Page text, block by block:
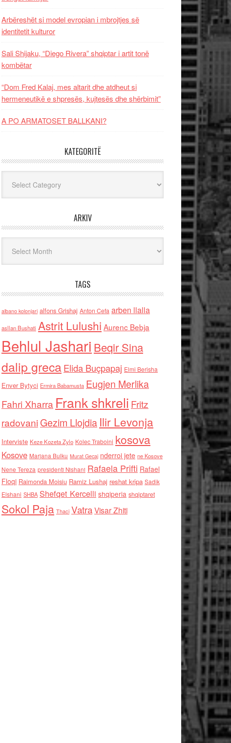
Arbëreshët si model evropian i mbrojtjes së
identitetit kulturor
Sali Shijaku, “Diego Rivera” shqiptar i artit tonë
kombëtar
“Dom Fred Kalaj, mes altarit dhe atdheut si
hermeneutikë e shpresës, kujtesës dhe shërbimit”
A PO ARMATOSET BALLKANI?
KATEGORITË
ARKIV
TAGS
albano kolonjari alfons Grishaj Anton Cefa arben llalla
asllan Bushati Astrit Lulushi Aurenc Bebja
Behlul Jashari Beqir Sina
dalip grecaElida Buçpapaj Elmi Berisha
Enver Bytyci Ermira Babamusta Eugjen Merlika
Fahri Xharra Frank shkreli Fritz
radovaniGezim Llojdia Ilir Levonja
Interviste Keze Kozeta Zylo Kolec Traboini kosova
Kosove Marjana Bulku Murat Gecaj nderroi jete ne Kosove
Nene Tereza presidenti Nishani Rafaela Prifti Rafael
Floqi Raimonda Moisiu Ramiz Lushaj reshat kripa Sadik
Elshani SHBA Shefqet Kercelli shqiperia shqiptaret
Sokol Paja Thaci VatraVisar Zhiti